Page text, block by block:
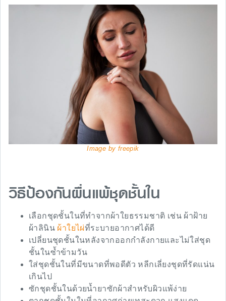
Image by freepik
วิธีป้องกันผื่นแพ้ชุดชั้นใน
เลือกชุดชั้นในที่ทำจากผ้าใยธรรมชาติ เช่น ผ้าฝ้าย
ผ้าลินิน ผ้าใยไผ่ที่ระบายอากาศได้ดี
เปลี่ยนชุดชั้นในหลังจากออกกำลังกายและไม่ใส่ชุด
ชั้นในซ้ำข้ามวัน
ใส่ชุดชั้นในที่มีขนาดที่พอดีตัว หลีกเลี่ยงชุดที่รัดแน่น
เกินไป
ซักชุดชั้นในด้วยน้ำยาซักผ้าสำหรับผิวแพ้ง่าย